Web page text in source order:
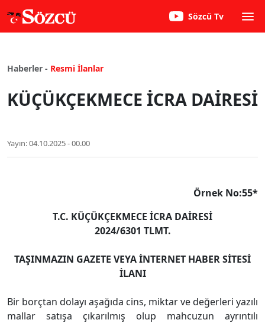
Sözcü Tv
Haberler - Resmi İlanlar
KÜÇÜKÇEKMECE İCRA DAİRESİ
Yayın:04.10.2025 - 00.00
Örnek No:55*
T.C. KÜÇÜKÇEKMECE İCRA DAİRESİ
2024/6301 TLMT.
TAŞINMAZIN GAZETE VEYA İNTERNET HABER SİTESİ
İLANI
Bir borçtan dolayı aşağıda cins, miktar ve değerleri yazılı
mallar satışa çıkarılmış olup mahcuzun ayrıntılı